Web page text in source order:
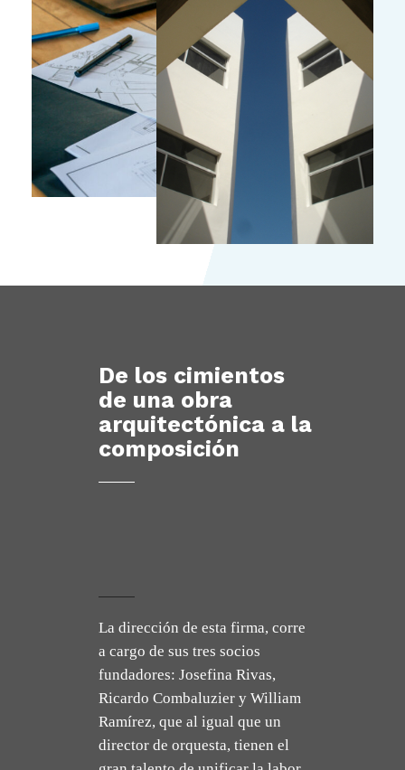
De los cimientos
de una obra
arquitectónica a la
composición
La dirección de esta firma, corre
a cargo de sus tres socios
fundadores: Josefina Rivas,
Ricardo Combaluzier y William
Ramírez, que al igual que un
director de orquesta, tienen el